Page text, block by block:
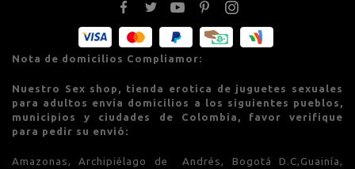
Nota de domicilios Compliamor:
Nuestro Sex shop, tienda erotica de juguetes sexuales
para adultos envía domicilios a los siguientes pueblos,
municipios y ciudades de Colombia, favor verifique
para pedir su envió:
Amazonas, Archipiélago de Andrés, Bogotá D.C,Guainía,